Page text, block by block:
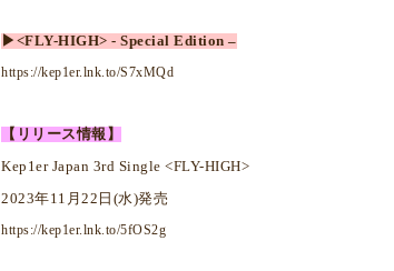
▶<FLY-HIGH> - Special Edition –
https://kep1er.lnk.to/S7xMQd
【リリース情報】
Kep1er Japan 3rd Single <FLY-HIGH>
2023年11月22日(水)発売
https://kep1er.lnk.to/5fOS2g